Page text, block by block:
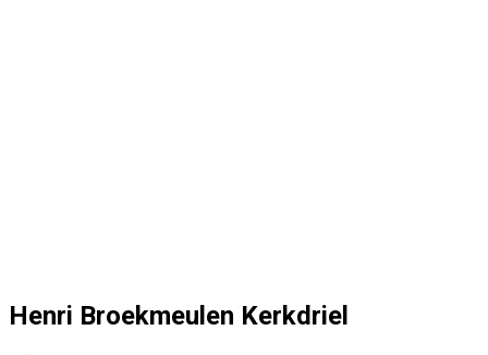
Henri Broekmeulen Kerkdriel